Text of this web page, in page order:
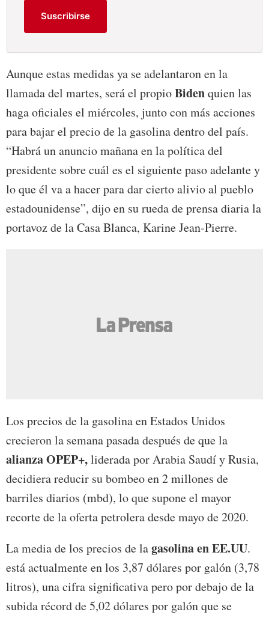
Suscribirse
Aunque estas medidas ya se adelantaron en la
llamada del martes, será el propioBidenquien las
haga oficiales el miércoles, junto con más acciones
para bajar el precio de la gasolina dentro del país.
“Habrá un anuncio mañana en la política del
presidente sobre cuál es el siguiente paso adelante y
lo que él va a hacer para dar cierto alivio al pueblo
estadounidense”, dijo en su rueda de prensa diaria la
portavoz de la Casa Blanca, Karine Jean-Pierre.
Los precios de la gasolina en Estados Unidos
crecieron la semana pasada después de que la
alianza OPEP+,liderada por Arabia Saudí y Rusia,
decidiera reducir su bombeo en 2 millones de
barriles diarios (mbd), lo que supone el mayor
recorte de la oferta petrolera desde mayo de 2020.
La media de los precios de lagasolina en EE.UU.
está actualmente en los 3,87 dólares por galón (3,78
litros), una cifra significativa pero por debajo de la
subida récord de 5,02 dólares por galón que se